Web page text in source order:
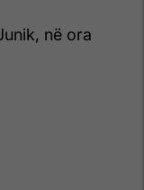
në ora